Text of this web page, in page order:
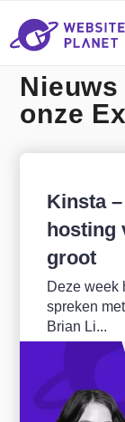
onze
Kinsta
hosting
groot
Deze week
spreken
Brian Li...